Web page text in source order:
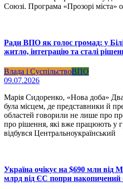
Союзі. Програма «Прозорі міста»
Ради ВПО як голос громад: у
житло, інтеграцію та сталі
Влада і СуспільствоВПО
09.07.2026
Марія Сидоренко, «Нова доба»
була місцем, де представники й
областей говорили не лише про
про рішення, які вже працюють у
відбувся Центральноукраїнський
Україна очікує на $690 млн від
млрд від ЄС попри накопичений